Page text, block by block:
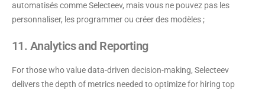
automatisés comme Selecteev, mais vous ne pouvez pas les
personnaliser, les programmer ou créer des modèles ;
11. Analytics and Reporting
For those who value data-driven decision-making, Selecteev
delivers the depth of metrics needed to optimize for hiring top